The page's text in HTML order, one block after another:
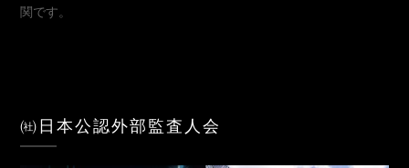
関です。
㈳日本公認外部監査人会